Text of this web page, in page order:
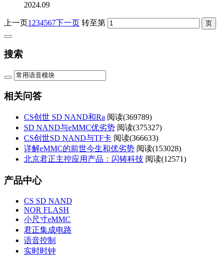
2024.09
上一页1 234567下一页 转至第
搜索
相关问答
CS创世 SD NAND和Ra 阅读(369789)
SD NAND与eMMC优劣势 阅读(375327)
CS创世SD NAND与TF卡 阅读(366633)
详解eMMC的前世今生和优劣势 阅读(153028)
北京君正主控应用产品：闪铸科技 阅读(12571)
产品中心
CS SD NAND
NOR FLASH
小尺寸eMMC
君正集成电路
语音控制
实时时钟